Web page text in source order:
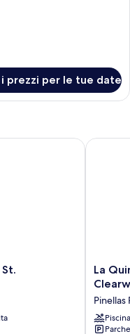
i prezzi per le tue date
- Clearwater,
La
Quinta
St
La
Pinellas
Piscina
La